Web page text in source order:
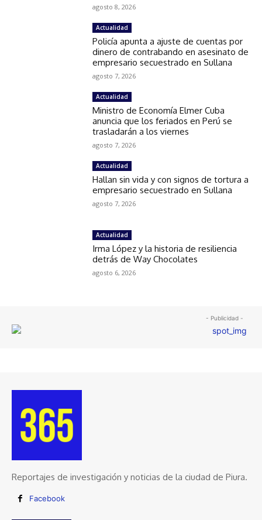
agosto 8, 2026
Actualidad
Policía apunta a ajuste de cuentas por
dinero de contrabando en asesinato de
empresario secuestrado en Sullana
agosto 7, 2026
Actualidad
Ministro de Economía Elmer Cuba
anuncia que los feriados en Perú se
trasladarán a los viernes
agosto 7, 2026
Actualidad
Hallan sin vida y con signos de tortura a
empresario secuestrado en Sullana
agosto 7, 2026
Actualidad
Irma López y la historia de resiliencia
detrás de Way Chocolates
agosto 6, 2026
- Publicidad -
Reportajes de investigación y noticias de la ciudad de Piura.
Facebook